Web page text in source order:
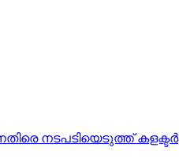
നടപടിയെടുത്ത് കളക്ടര്‍